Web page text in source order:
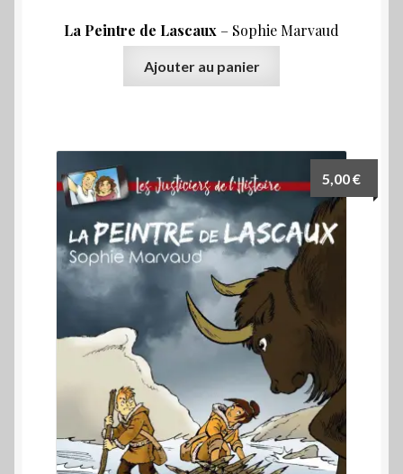
La Peintre de Lascaux – Sophie Marvaud
Ajouter au panier
5,00€